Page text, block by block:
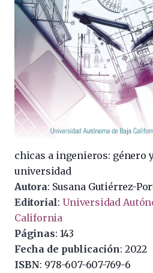
chicas a ingenieros: género
universidad
Autora: Susana Gutiérrez-
Editorial: Universidad
California
Páginas: 143
Fecha de publicación: 2022
ISBN: 978-607-607-769-6